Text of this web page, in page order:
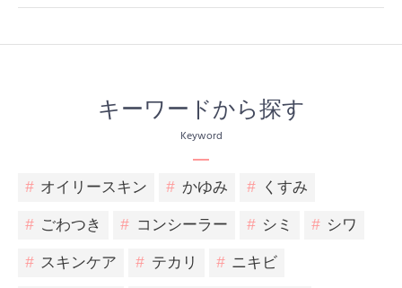
キーワードから探す
Keyword
# オイリースキン # かゆみ # くすみ
# ごわつき # コンシーラー # シミ # シワ
# スキンケア # テカリ # ニキビ